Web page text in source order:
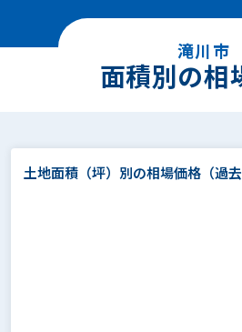
滝川市
面積別の相
土地面積（坪）別の相場価格 （過